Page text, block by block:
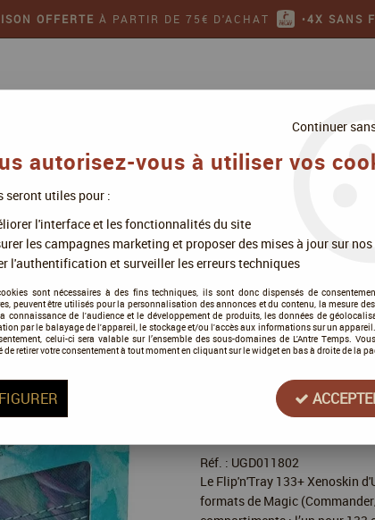
OFFERTE À PARTIR DE 75€ D'ACHAT •4X SANS
> Ultimate Guard Flip'n'Tray 133+ Xenoskin Magic: The
Ultimate Guard
Gathering
Soyez le premier à donner
€TTC
Réf. : UGD011802
Le Flip'n'Tray 133+ Xenoskin
formats de Magic
Continuer
autorisez-vous à utiliser vos
seront utiles pour :
l'interface et les fonctionnalités du site
les campagnes marketing et proposer des mises à jour sur
l'authentification et surveiller les erreurs techniques
sont nécessaires à des fins techniques, ils sont donc dispensés de
peuvent être utilisés pour la personnalisation des annonces et du contenu, la mesure
connaissance de l'audience et le développement de produits, les données de
par le balayage de l'appareil, le stockage et/ou l'accès aux informations sur un
celui-ci sera valable sur l’ensemble des sous-domaines de L'Antre Temps.
retirer votre consentement à tout moment en cliquant sur le widget en bas à droite de la